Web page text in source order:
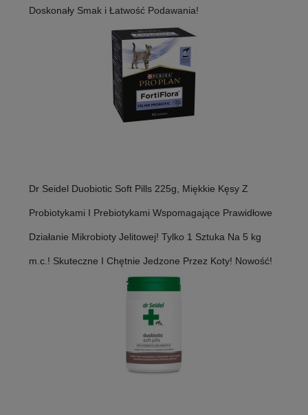
Doskonały Smak i Łatwość Podawania!
Dr Seidel Duobiotic Soft Pills 225g, Miękkie Kęsy Z
Probiotykami I Prebiotykami Wspomagające Prawidłowe
Działanie Mikrobioty Jelitowej! Tylko 1 Sztuka Na 5 kg
m.c.! Skuteczne I Chętnie Jedzone Przez Koty! Nowość!